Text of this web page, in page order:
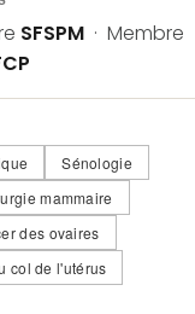
SFSPM· Membre
Sénologie
mammaire
des ovaires
col de l'utérus